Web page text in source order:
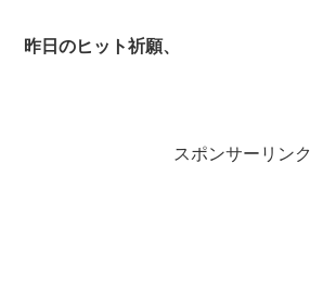
昨日のヒット祈願、
スポンサーリンク